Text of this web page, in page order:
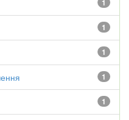
1
1
1
1
1